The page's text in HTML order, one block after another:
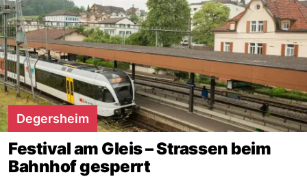
Degersheim
Festival am Gleis – Strassen beim
Bahnhof gesperrt